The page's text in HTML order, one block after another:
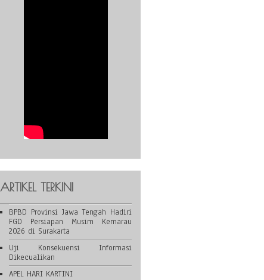
ARTIKEL TERKINI
BPBD Provinsi Jawa Tengah Hadiri
FGD Persiapan Musim Kemarau
2026 di Surakarta
Uji Konsekuensi Informasi
Dikecualikan
APEL HARI KARTINI